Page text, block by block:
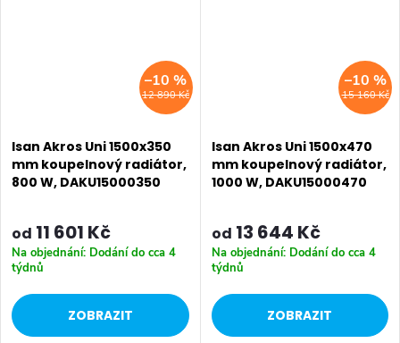
12 890 Kč
–10 %
Isan Akros Uni 1500x350
mm koupelnový radiátor,
800 W, DAKU15000350
od 11 601 Kč
Na objednání: Dodání do cca 4
týdnů
ZOBRAZIT
15 160 Kč
–10 %
Isan Akros Uni 1500x470
mm koupelnový radiátor,
1000 W, DAKU15000470
od 13 644 Kč
Na objednání: Dodání do cca 4
týdnů
ZOBRAZIT